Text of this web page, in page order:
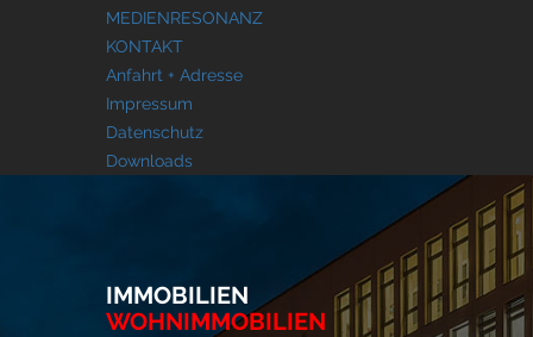
MEDIENRESONANZ
KONTAKT
Anfahrt + Adresse
Impressum
Datenschutz
Downloads
IMMOBILIEN
WOHNIMMOBILIEN